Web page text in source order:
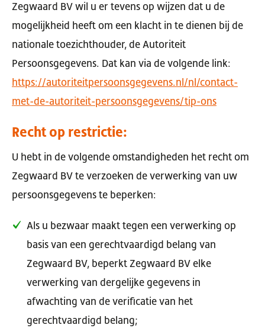
Zegwaard BV wil u er tevens op wijzen dat u de
mogelijkheid heeft om een klacht in te dienen bij de
nationale toezichthouder, de Autoriteit
Persoonsgegevens. Dat kan via de volgende link:
https://autoriteitpersoonsgegevens.nl/nl/contact-
met-de-autoriteit-persoonsgegevens/tip-ons
Recht op restrictie:
U hebt in de volgende omstandigheden het recht om
Zegwaard BV te verzoeken de verwerking van uw
persoonsgegevens te beperken:
Als u bezwaar maakt tegen een verwerking op
basis van een gerechtvaardigd belang van
Zegwaard BV, beperkt Zegwaard BV elke
verwerking van dergelijke gegevens in
afwachting van de verificatie van het
gerechtvaardigd belang;